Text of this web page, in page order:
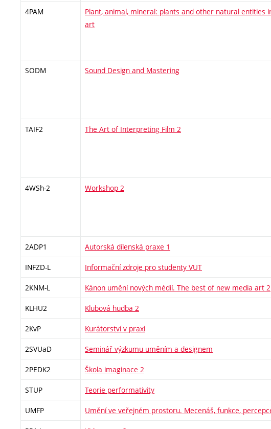
4PAM
Plant, animal, mineral: plants and other natural entities
art
SODM Sound Design and Mastering
TAIF2 The Art of Interpreting Film 2
4WSh-2 Workshop 2
2ADP1 Autorská dílenská praxe 1
INFZD-L Informační zdroje pro studenty VUT
2KNM-L Kánon umění nových médií. The best of new media art 2
KLHU2 Klubová hudba 2
2KvP Kurátorství v praxi
2SVUaD Seminář výzkumu uměním a designem
2PEDK2 Škola imaginace 2
STUP Teorie performativity
UMFP Umění ve veřejném prostoru. Mecenáš, funkce,